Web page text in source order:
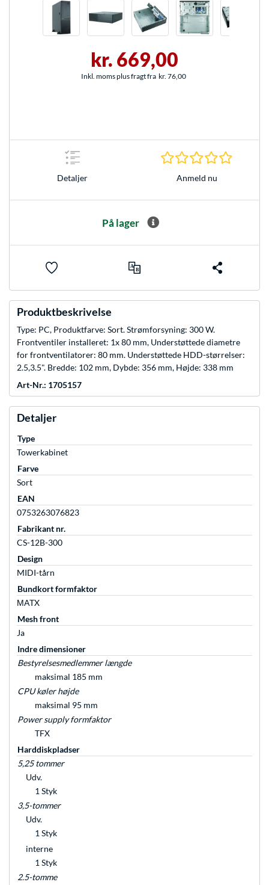
kr. 669,00
Inkl. moms plus fragt fra kr. 76,00
Detaljer Anmeld nu
På lager
Produktbeskrivelse
Type: PC, Produktfarve: Sort. Strømforsyning: 300 W.
Frontventiler installeret: 1x 80 mm, Understøttede diametre
for frontventilatorer: 80 mm. Understøttede HDD-størrelser:
2.5,3.5". Bredde: 102 mm, Dybde: 356 mm, Højde: 338 mm
Art-Nr.: 1705157
Detaljer
Type
Towerkabinet
Farve
Sort
EAN
0753263076823
Fabrikant nr.
CS-12B-300
Design
MIDI-tårn
Bundkort formfaktor
ΜATX
Mesh front
Ja
Indre dimensioner
Bestyrelsesmedlemmer længde
maksimal 185 mm
CPU køler højde
maksimal 95 mm
Power supply formfaktor
TFX
Harddiskpladser
5,25 tommer
Udv.
1 Styk
3,5-tommer
Udv.
1 Styk
interne
1 Styk
2.5-tomme